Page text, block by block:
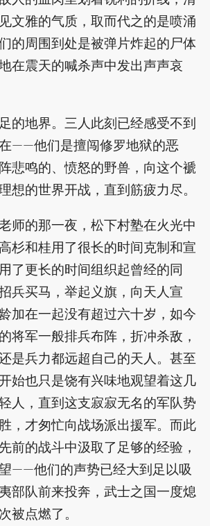
文雅的气质，取而代之的是喷涌
的周围到处是被弹片炸起的尸体
在震天的喊杀声中发出声声哀
的地界。三人此刻已经感受不到
——他们是擅闯修罗地狱的恶
悲鸣的、愤怒的野兽，向这个褫
想的世界开战，直到筋疲力尽。
师的那一夜，松下村塾在火光中
杉和桂用了很长的时间克制和宣
了更长的时间组织起曾经的同
兵买马，举起义旗，向天人宣
加在一起没有超过六十岁，如今
将军一般排兵布阵，折冲杀敌，
是兵力都远超自己的天人。甚至
始也只是饶有兴味地观望着这几
人，直到这支寂寂无名的军队势
，才匆忙向战场派出援军。而此
前的战斗中汲取了足够的经验，
——他们的声势已经大到足以吸
部队前来投奔，武士之国一度熄
被点燃了。